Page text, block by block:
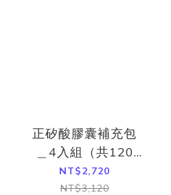
正矽酸膠囊補充包
＿4入組（共120
粒）
NT$2,720
NT$3,120